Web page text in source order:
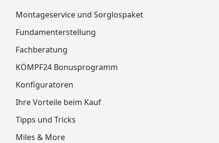
Montageservice und Sorglospaket
Fundamenterstellung
Fachberatung
KÖMPF24 Bonusprogramm
Konfiguratoren
Ihre Vorteile beim Kauf
Tipps und Tricks
Miles & More